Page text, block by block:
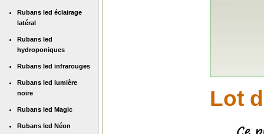
Rubans led éclairage
latéral
Rubans led
hydroponiques
Rubans led infrarouges
Rubans led lumière
noire
Rubans led Magic
Rubans led Néon
Lot